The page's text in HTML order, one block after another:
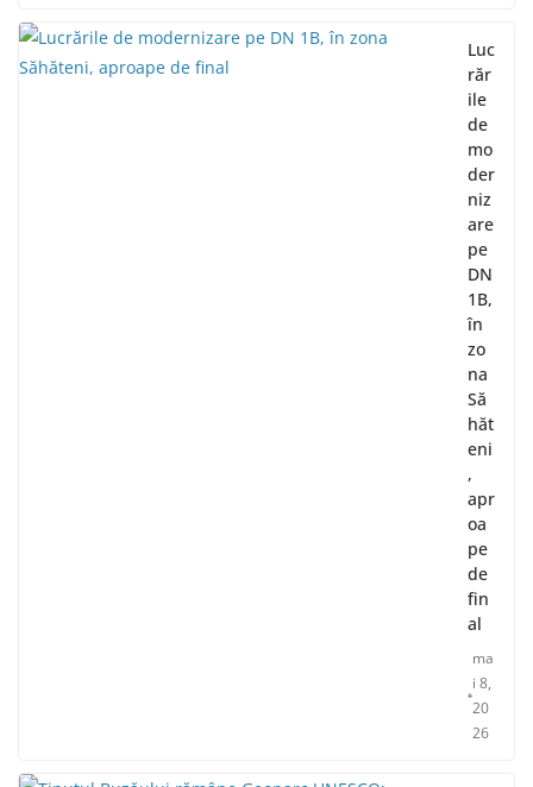
Luc
răr
ile
de
mo
der
niz
are
pe
DN
1B,
în
zo
na
Să
hăt
eni
,
apr
oa
pe
de
fin
al
ma
i 8,
20
26